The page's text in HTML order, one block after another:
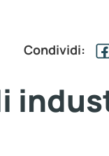
Condividi: